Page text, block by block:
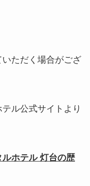
ただく場合がござ
ル公式サイトより
ホテル 灯台の歴